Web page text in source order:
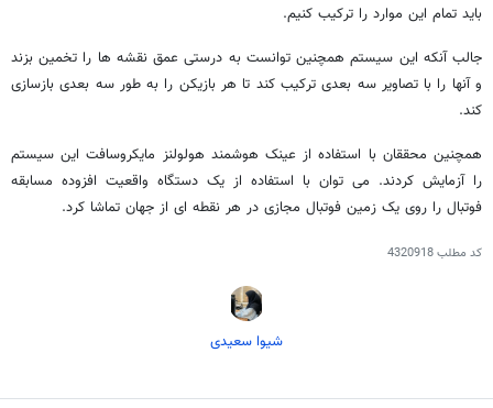
باید تمام این موارد را ترکیب کنیم.
جالب آنکه این سیستم همچنین توانست به درستی عمق نقشه ها را تخمین بزند
و آنها را با تصاویر سه بعدی ترکیب کند تا هر بازیکن را به طور سه بعدی بازسازی
کند.
همچنین محققان با استفاده از عینک هوشمند هولولنز مایکروسافت این سیستم
را آزمایش کردند. می توان با استفاده از یک دستگاه واقعیت افزوده مسابقه
فوتبال را روی یک زمین فوتبال مجازی در هر نقطه ای از جهان تماشا کرد.
کد مطلب4320918
شیوا سعیدی